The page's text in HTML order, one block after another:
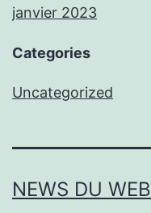
janvier 2023
Categories
Uncategorized
NEWS DU WEB